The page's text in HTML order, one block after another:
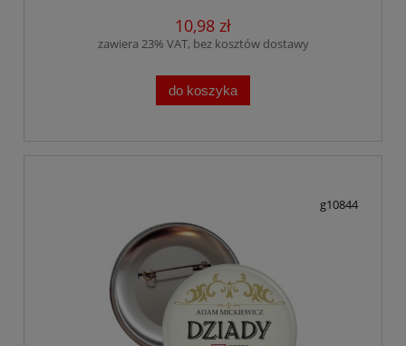
10,98 zł
zawiera 23% VAT, bez kosztów dostawy
do koszyka
g10844